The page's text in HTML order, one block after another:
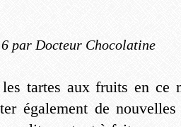
par Docteur Chocolatine
tartes aux fruits en ce
également de